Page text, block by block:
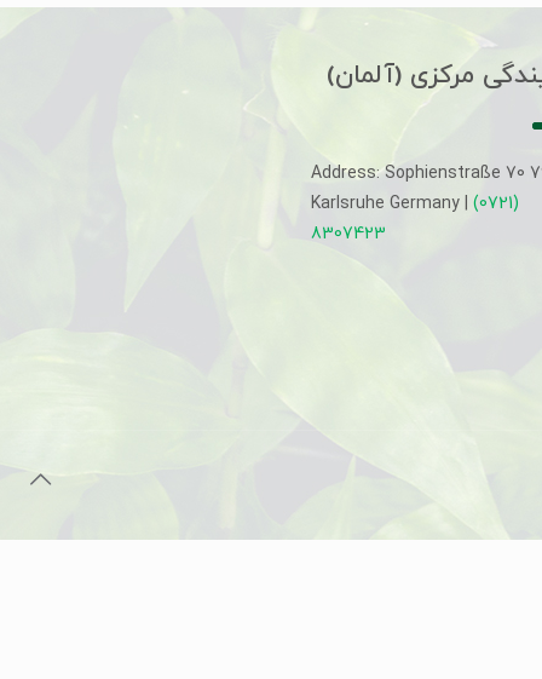
مرکزی (آلمان)
Address: Sophienstraße 70
Karlsruhe Germany | (0721)
8307423